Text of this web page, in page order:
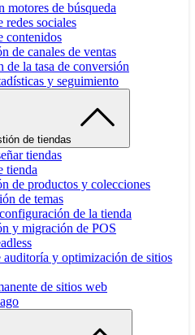
motores de búsqueda
redes sociales
contenidos
de canales de ventas
de la tasa de conversión
y seguimiento
de tiendas
tiendas
tienda
de productos y colecciones
de temas
de la tienda
y migración de POS
auditoría y optimización de sitios
de sitios web